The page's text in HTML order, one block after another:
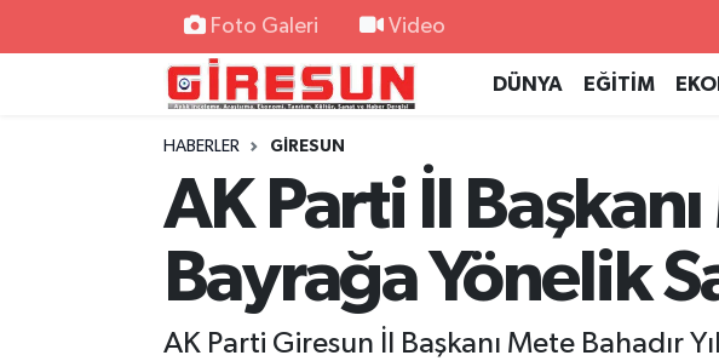
Foto Galeri Video
DÜNYA EĞİTİM
HABERLER GİRESUN
AK Parti İl
Bayrağa Yönelik
AK Parti Giresun İl Başkanı Mete Bahadır
Hava Durumu
Trafik Durumu
Süper Lig Puan Durumu ve Fikstür
Tüm Manşetler
Son Dakika Haberleri